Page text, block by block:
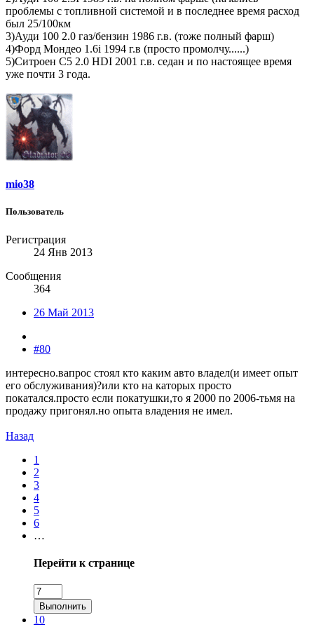
проблемы с топливной системой и в последнее время расход
был 25/100км
3)Ауди 100 2.0 газ/бензин 1986 г.в. (тоже полный фарш)
4)Форд Мондео 1.6i 1994 г.в (просто промолчу......)
5)Ситроен С5 2.0 HDI 2001 г.в. седан и по настоящее время
уже почти 3 года.
mio38
Пользователь
Регистрация
24 Янв 2013
Сообщения
364
26 Май 2013
#80
интересно.вапрос стоял кто каким авто владел(и имеет опыт
его обслуживания)?или кто на каторых просто
покатался.просто если покатушки,то я 2000 по 2006-тьмя на
продажу пригонял.но опыта владения не имел.
Назад
1
2
3
4
5
6
…
Перейти к странице
Выполнить
10